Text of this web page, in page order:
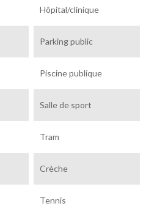
Hôpital/clinique
Parking public
Piscine publique
Salle de sport
Tram
Crèche
Tennis